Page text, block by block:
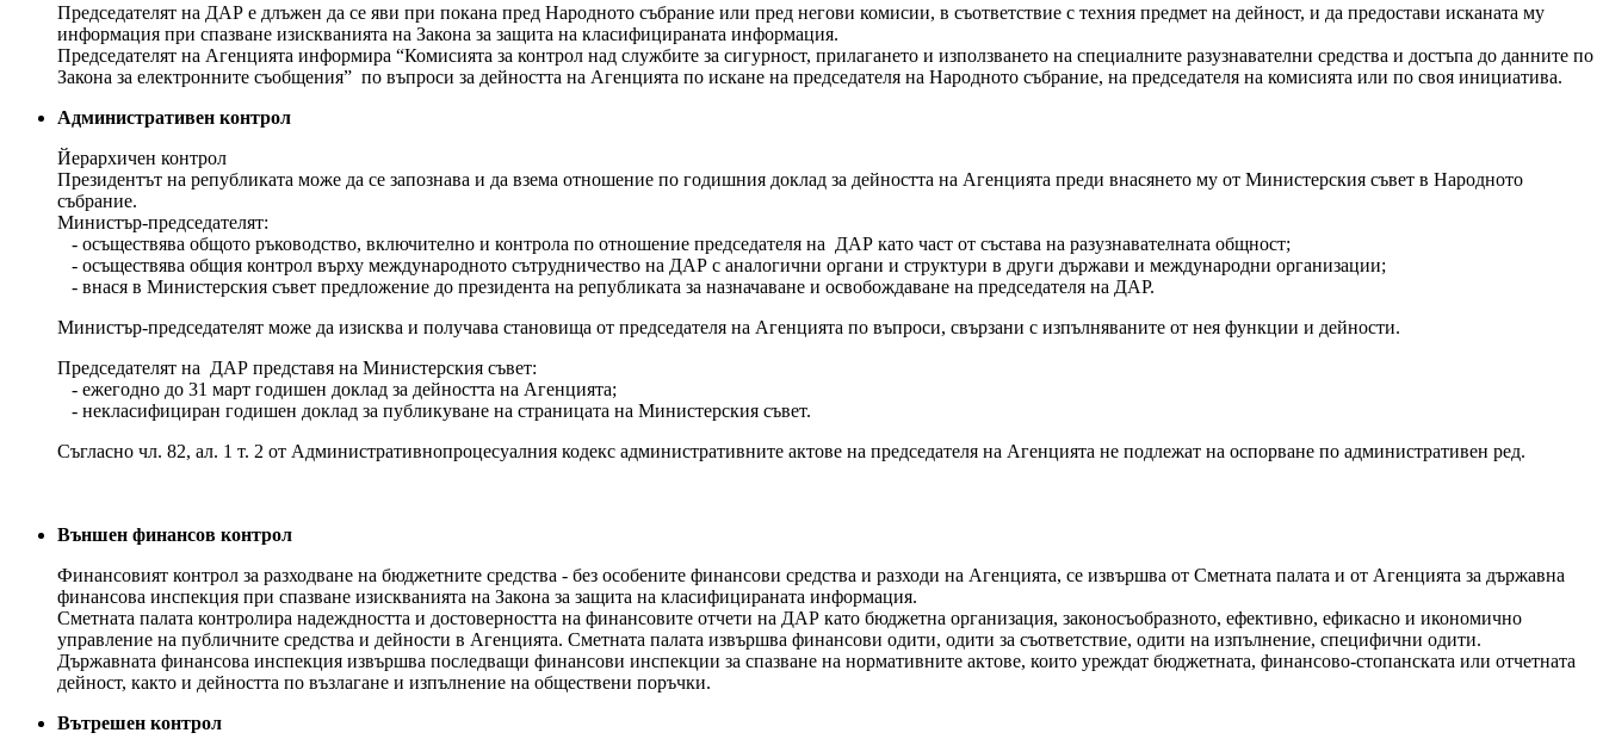
Председателят на ДАР е длъжен да се яви при покана пред Народното събрание или пред негови комисии, в съответствие с техния предмет на дейност, и да предостави исканата му
информация при спазване изискванията на Закона за защита на класифицираната информация.
Председателят на Агенцията информира “Комисията за контрол над службите за сигурност, прилагането и използването на специалните разузнавателни средства и достъпа до данните по
Закона за електронните съобщения” по въпроси за дейността на Агенцията по искане на председателя на Народното събрание, на председателя на комисията или по своя инициатива.
Административен контрол
Йерархичен контрол
Президентът на републиката може да се запознава и да взема отношение по годишния доклад за дейността на Агенцията преди внасянето му от Министерския съвет в Народното
събрание.
Министър-председателят:
- осъществява общото ръководство, включително и контрола по отношение председателя на ДАР като част от състава на разузнавателната общност;
- осъществява общия контрол върху международното сътрудничество на ДАР с аналогични органи и структури в други държави и международни организации;
- внася в Министерския съвет предложение до президента на републиката за назначаване и освобождаване на председателя на ДАР.
Министър-председателят може да изисква и получава становища от председателя на Агенцията по въпроси, свързани с изпълняваните от нея функции и дейности.
Председателят на ДАР представя на Министерския съвет:
- ежегодно до 31 март годишен доклад за дейността на Агенцията;
- некласифициран годишен доклад за публикуване на страницата на Министерския съвет.
Съгласно чл. 82, ал. 1 т. 2 от Административнопроцесуалния кодекс административните актове на председателя на Агенцията не подлежат на оспорване по административен ред.
Външен финансов контрол
Финансовият контрол за разходване на бюджетните средства - без особените финансови средства и разходи на Агенцията, се извършва от Сметната палата и от Агенцията за държавна
финансова инспекция при спазване изискванията на Закона за защита на класифицираната информация.
Сметната палата контролира надеждността и достоверността на финансовите отчети на ДАР като бюджетна организация, законосъобразното, ефективно, ефикасно и икономично
управление на публичните средства и дейности в Агенцията. Сметната палата извършва финансови одити, одити за съответствие, одити на изпълнение, специфични одити.
Държавната финансова инспекция извършва последващи финансови инспекции за спазване на нормативните актове, които уреждат бюджетната, финансово-стопанската или отчетната
дейност, както и дейността по възлагане и изпълнение на обществени поръчки.
Вътрешен контрол